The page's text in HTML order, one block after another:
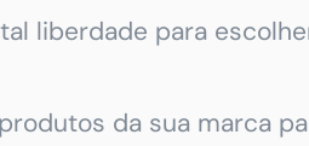
liberdade para
da sua marca